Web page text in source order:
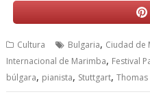
Cultura Bulgaria, Ciudad de
Internacional de Marimba, Festival
búlgara, pianista, Stuttgart,Thomas